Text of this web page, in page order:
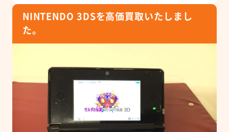
NINTENDO 3DSを高価買取いたしまし
た。